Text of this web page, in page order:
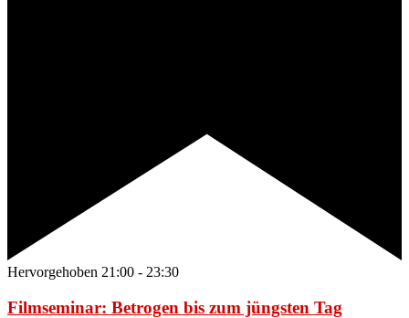
Hervorgehoben 21:00 - 23:30
Filmseminar: Betrogen bis zum jüngsten Tag